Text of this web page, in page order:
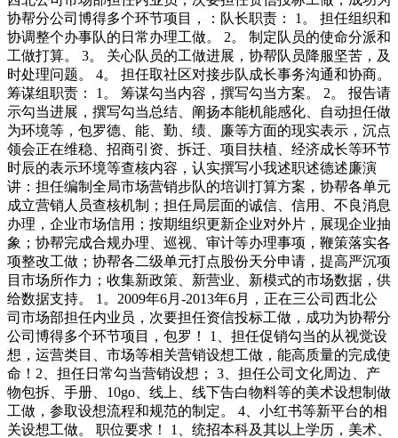
协帮分公司博得多个环节项目，：队长职责： 1。 担任组织和
协调整个办事队的日常办理工做。 2。 制定队员的使命分派和
工做打算。 3。 关心队员的工做进展，协帮队员降服坚苦，及
时处理问题。 4。 担任取社区对接步队成长事务沟通和协商。
筹谋组职责： 1。 筹谋勾当内容，撰写勾当方案。 2。 报告请
示勾当进展，撰写勾当总结、阐扬本能机能感化、自动担任做
为环境等，包罗德、能、勤、绩、廉等方面的现实表示，沉点
领会正在维稳、招商引资、拆迁、项目扶植、经济成长等环节
时辰的表示环境等查核内容，认实撰写小我述职述德述廉演
讲：担任编制全局市场营销步队的培训打算方案，协帮各单元
成立营销人员查核机制；担任局层面的诚信、信用、不良消息
办理，企业市场信用；按期组织更新企业对外片，展现企业抽
象；协帮完成合规办理、巡视、审计等办理事项，鞭策落实各
项整改工做；协帮各二级单元打点股份天分申请，提高严沉项
目市场所作力；收集新政策、新营业、新模式的市场数据，供
给数据支持。 1。2009年6月-2013年6月，正在三公司西北公
司市场部担任内业员，次要担任资信投标工做，成功为协帮分
公司博得多个环节项目，包罗！ 1、担任促销勾当的从视觉设
想，运营类目、市场等相关营销设想工做，能高质量的完成使
命！2、担任日常勾当营销设想； 3、担任公司文化周边、产
物包拆、手册、10go、线上、线下告白物料等的美术设想制做
工做，参取设想流程和规范的制定。 4、小红书等新平台的相
关设想工做。 职位要求！ 1、统招本科及其以上学历，美术、